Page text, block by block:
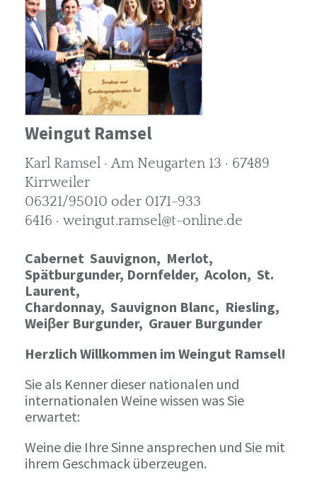
Weingut Ramsel
Karl Ramsel · Am Neugarten 13 · 67489
Kirrweiler
06321/95010 oder 0171-933
6416 · weingut.ramsel@t-online.de
Cabernet Sauvignon, Merlot,
Spätburgunder, Dornfelder, Acolon, St.
Laurent,
Chardonnay, Sauvignon Blanc, Riesling,
Weiβer Burgunder, Grauer Burgunder
Herzlich Willkommen im Weingut Ramsel!
Sie als Kenner dieser nationalen und
internationalen Weine wissen was Sie
erwartet:
Weine die Ihre Sinne ansprechen und Sie mit
ihrem Geschmack überzeugen.